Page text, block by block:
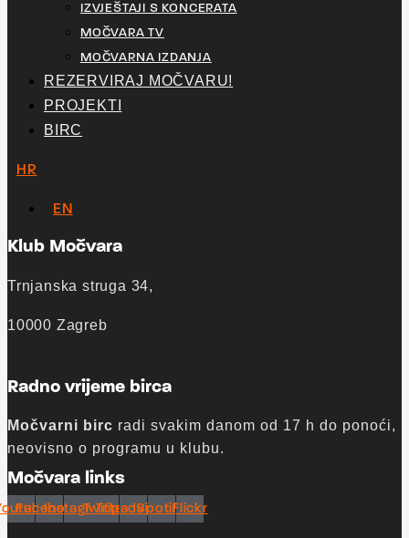
IZVJEŠTAJI S KONCERATA
MOČVARA TV
MOČVARNA IZDANJA
REZERVIRAJ MOČVARU!
PROJEKTI
BIRC
HR
EN
Klub Močvara
Trnjanska struga 34,
10000 Zagreb
Radno vrijeme birca
Močvarni birc radi svakim danom od 17 h do ponoći,
neovisno o programu u klubu.
Močvara links
Facebook
Instagram
Twitter
Tripadvisor
SpotifyFlickr